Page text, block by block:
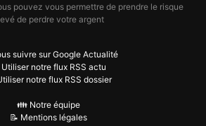
pouvez vous permettre de prendre le risque
de perdre votre argent
suivre sur Google Actualité
Utiliser notre flux RSS actu
notre flux RSS dossier
👪 Notre équipe
📝 Mentions légales